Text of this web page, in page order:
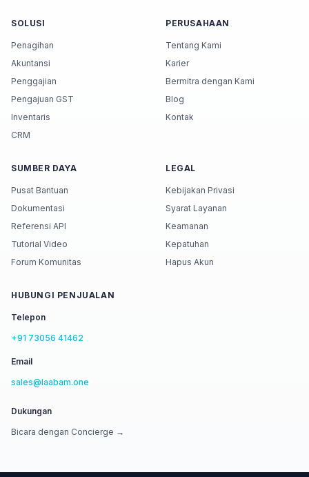
SOLUSI
Penagihan
Akuntansi
Penggajian
Pengajuan GST
Inventaris
CRM
PERUSAHAAN
Tentang Kami
Karier
Bermitra dengan Kami
Blog
Kontak
SUMBER DAYA
Pusat Bantuan
Dokumentasi
Referensi API
Tutorial Video
Forum Komunitas
LEGAL
Kebijakan Privasi
Syarat Layanan
Keamanan
Kepatuhan
Hapus Akun
HUBUNGI PENJUALAN
Telepon
+91 73056 41462
Email
sales@laabam.one
Dukungan
Bicara dengan Concierge →